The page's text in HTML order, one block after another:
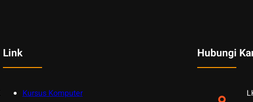
Link
Kursus Komputer
Hubungi